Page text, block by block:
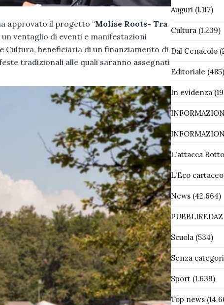
approvato il progetto “Molise Roots- Tra
ventaglio di eventi e manifestazioni
beneficiaria di un finanziamento di
tradizionali alle quali saranno assegnati
Auguri(1.117)
Cultura(1.239)
Dal Cenacolo
Editoriale (485)
In evidenza
L'attacca
L'Eco cartaceo
News(42.664)
Scuola(534)
Senza
Sport(1.639)
Top news